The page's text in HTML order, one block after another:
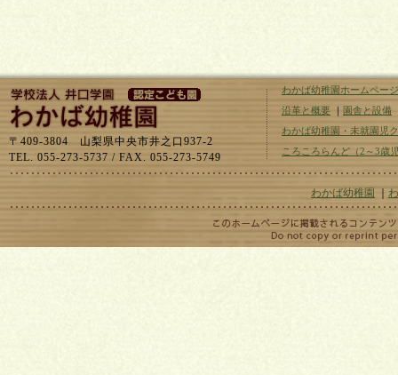
〒409-3804 山梨県中央市井之口937-2
TEL. 055-273-5737 / FAX. 055-273-5749
わかば幼稚園ホームペー
沿革と概要 ｜ 園舎と設備
わかば幼稚園・未就園児
ころころらんど（2～3歳
わかば幼稚園